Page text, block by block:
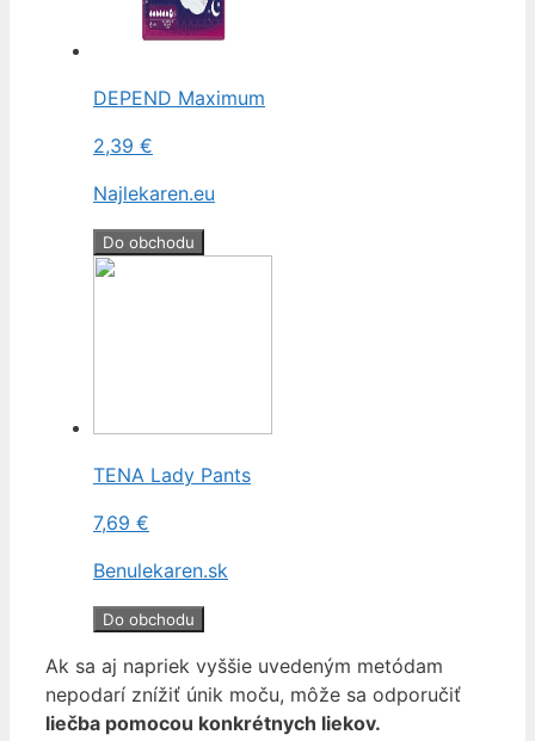
DEPEND Maximum
2,39 €
Najlekaren.eu
Do obchodu
TENA Lady Pants
7,69 €
Benulekaren.sk
Do obchodu
Ak sa aj napriek vyššie uvedeným metódam
nepodarí znížiť únik moču, môže sa odporučiť
liečba pomocou konkrétnych liekov.